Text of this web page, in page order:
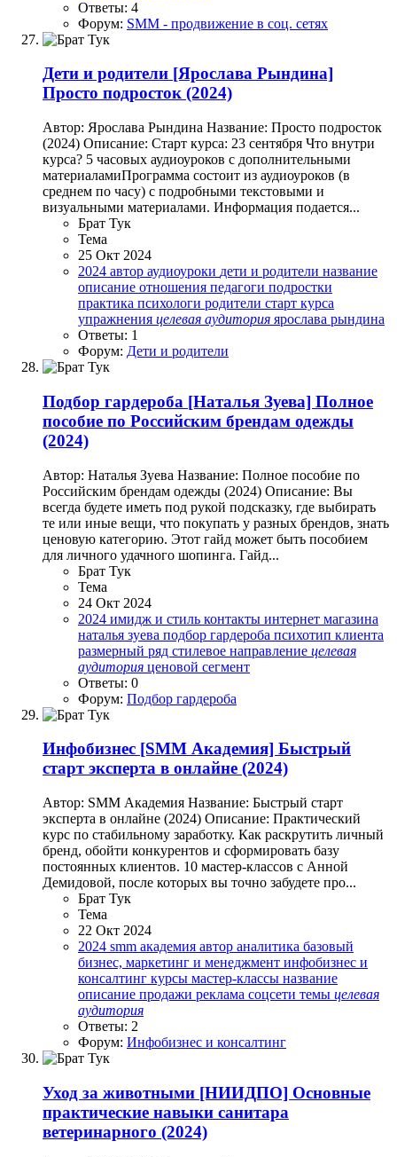
Ответы: 4
Форум: SMM - продвижение в соц. сетях
Дети и родители [Ярослава Рындина]
Просто подросток (2024)
Автор: Ярослава Рындина Название: Просто подросток
(2024) Описание: Старт курса: 23 сентября Что внутри
курса? 5 часовых аудиоуроков с дополнительными
материаламиПрограмма состоит из аудиоуроков (в
среднем по часу) с подробными текстовыми и
визуальными материалами. Информация подается...
Брат Тук
Тема
25 Окт 2024
2024 автор аудиоуроки дети и родители название
описание отношения педагоги подростки
практика психологи родители старт курса
упражнения целевая аудитория ярослава рындина
Ответы: 1
Форум: Дети и родители
Подбор гардероба [Наталья Зуева] Полное
пособие по Российским брендам одежды
(2024)
Автор: Наталья Зуева Название: Полное пособие по
Российским брендам одежды (2024) Описание: Вы
всегда будете иметь под рукой подсказку, где выбирать
те или иные вещи, что покупать у разных брендов, знать
ценовую категорию. Этот гайд может быть пособием
для личного удачного шопинга. Гайд...
Брат Тук
Тема
24 Окт 2024
2024 имидж и стиль контакты интернет магазина
наталья зуева подбор гардероба психотип клиента
размерный ряд стилевое направление целевая
аудитория ценовой сегмент
Ответы: 0
Форум: Подбор гардероба
Инфобизнес [SMM Академия] Быстрый
старт эксперта в онлайне (2024)
Автор: SMM Академия Название: Быстрый старт
эксперта в онлайне (2024) Описание: Практический
курс по стабильному заработку. Как раскрутить личный
бренд, обойти конкурентов и сформировать базу
постоянных клиентов. 10 мастер-классов с Анной
Демидовой, после которых вы точно забудете про...
Брат Тук
Тема
22 Окт 2024
2024 smm академия автор аналитика базовый
бизнес, маркетинг и менеджмент инфобизнес и
консалтинг курсы мастер-классы название
описание продажи реклама соцсети темы целевая
аудитория
Ответы: 2
Форум: Инфобизнес и консалтинг
Уход за животными [НИИДПО] Основные
практические навыки санитара
ветеринарного (2024)